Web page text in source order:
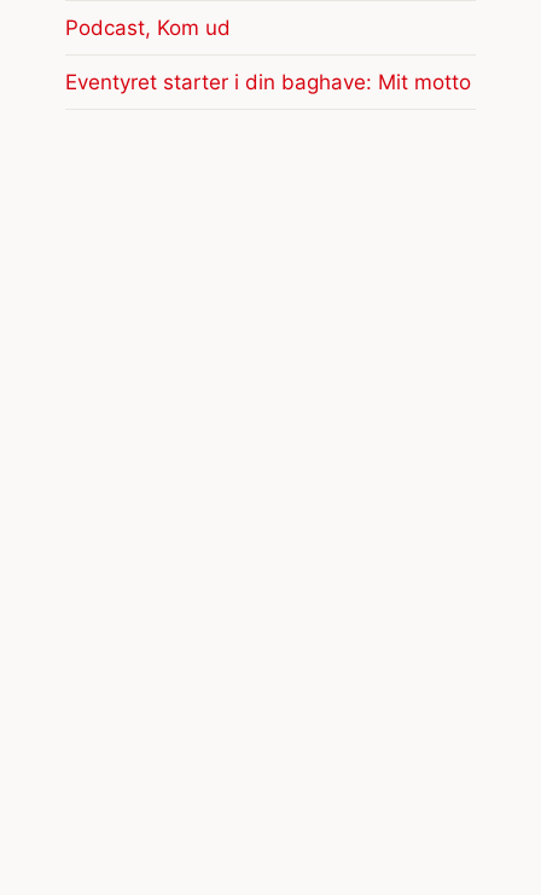
Podcast, Kom ud
Eventyret starter i din baghave: Mit motto